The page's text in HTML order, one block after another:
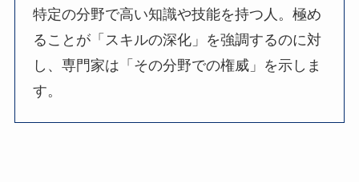
特定の分野で高い知識や技能を持つ人。極め
ることが「スキルの深化」を強調するのに対
し、専門家は「その分野での権威」を示しま
す。